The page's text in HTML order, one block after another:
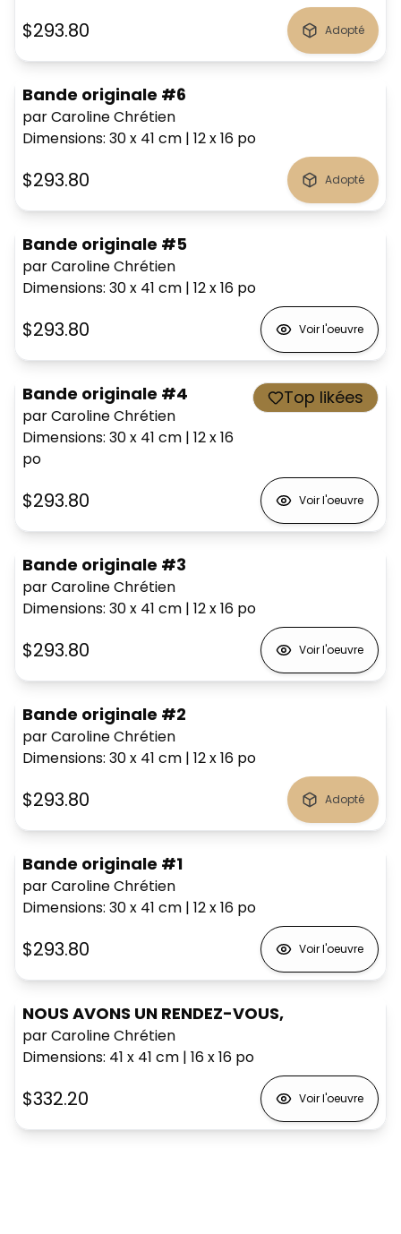
$293.80 Adopté
Bande originale #6
par Caroline Chrétien
Dimensions: 30 x 41 cm | 12 x 16 po
$293.80 Adopté
Bande originale #5
par Caroline Chrétien
Dimensions: 30 x 41 cm | 12 x 16 po
$293.80 Voir l'oeuvre
Bande originale #4
par Caroline Chrétien
Dimensions: 30 x 41 cm | 12 x 16
po
Top likées
$293.80 Voir l'oeuvre
Bande originale #3
par Caroline Chrétien
Dimensions: 30 x 41 cm | 12 x 16 po
$293.80 Voir l'oeuvre
Bande originale #2
par Caroline Chrétien
Dimensions: 30 x 41 cm | 12 x 16 po
$293.80 Adopté
Bande originale #1
par Caroline Chrétien
Dimensions: 30 x 41 cm | 12 x 16 po
$293.80 Voir l'oeuvre
NOUS AVONS UN RENDEZ-VOUS,
par Caroline Chrétien
Dimensions: 41 x 41 cm | 16 x 16 po
$332.20 Voir l'oeuvre